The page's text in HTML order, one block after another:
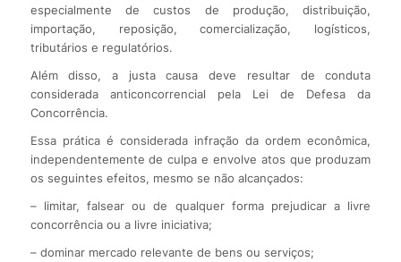
especialmente de custos de produção, distribuição,
importação, reposição, comercialização, logísticos,
tributários e regulatórios.
Além disso, a justa causa deve resultar de conduta
considerada anticoncorrencial pela Lei de Defesa da
Concorrência.
Essa prática é considerada infração da ordem econômica,
independentemente de culpa e envolve atos que produzam
os seguintes efeitos, mesmo se não alcançados:
– limitar, falsear ou de qualquer forma prejudicar a livre
concorrência ou a livre iniciativa;
– dominar mercado relevante de bens ou serviços;